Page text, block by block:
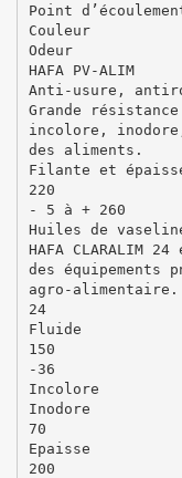
Point
Couleur
Odeur
HAFA PV-ALIM
Anti-usure,
Grande
incolore,
des aliments.
Filante et
220
- 5 à + 260
Huiles de
HAFA
des équipements
agro-alimentaire.
24
Fluide
150
-36
Incolore
Inodore
70
Epaisse
200